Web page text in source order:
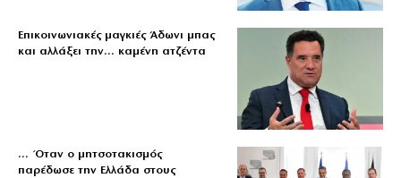
Επικοινωνιακές μαγκιές Άδωνι μπας
και αλλάξει την… καμένη ατζέντα
… Όταν ο μητσοτακισμός
παρέδωσε την Ελλάδα στους